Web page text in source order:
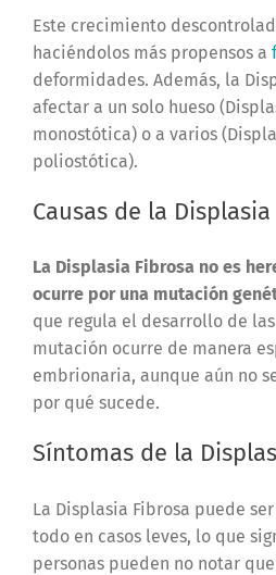
Este crecimiento
haciéndolos más propensos a
deformidades. Además, la
afectar a un solo hueso
monostótica) o a varios
poliostótica).
Causas de la
La Displasia Fibrosa no es
ocurre por una mutación
que regula el desarrollo de
mutación ocurre de manera
embrionaria, aunque aún no
por qué sucede.
Síntomas de la
La Displasia Fibrosa puede
todo en casos leves, lo que
personas pueden no notar